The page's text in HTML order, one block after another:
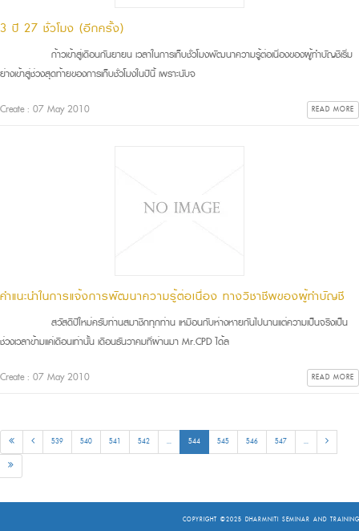
3 ปี 27 ชั่วโมง (อีกครั้ง)
ก้าวเข้าสู่เดือนกันยายน เวลาในการเก็บชั่วโมงพัฒนาความรู้ต่อเนื่องของผู้ทำบัญชีเริ่ม
ย่างเข้าสู่ช่วงสุดท้ายของการเก็บชั่วโมงในปีนี้ เพราะนับจ
Create : 07 May 2010 READ MORE
คำแนะนำในการแจ้งการพัฒนาความรู้ต่อเนื่อง ทางวิชาชีพของผู้ทำบัญชี
สวัสดีปีใหม่ครับท่านสมาชิกทุกท่าน เหมือนกับห่างหายกันไปนานแต่ความเป็นจริงเป็น
ช่วงเวลาข้ามแค่เดือนเท่านั้น เดือนธันวาคมที่ผ่านมา Mr.CPD ได้ล
Create : 07 May 2010 READ MORE
539 540 541 542 ... 544 545 546 547 ...
COPYRIGHT ©2025 DHARMNITI SEMINAR AND